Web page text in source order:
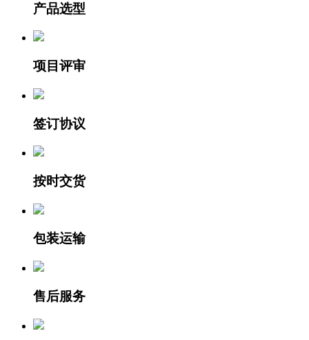
产品选型
项目评审
签订协议
按时交货
包装运输
售后服务